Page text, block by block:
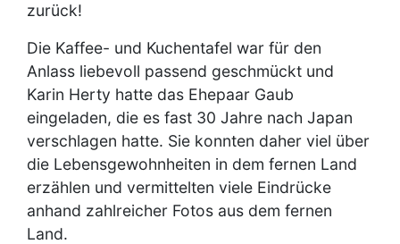
zurück!
Die Kaffee- und Kuchentafel war für den
Anlass liebevoll passend geschmückt und
Karin Herty hatte das Ehepaar Gaub
eingeladen, die es fast 30 Jahre nach Japan
verschlagen hatte. Sie konnten daher viel über
die Lebensgewohnheiten in dem fernen Land
erzählen und vermittelten viele Eindrücke
anhand zahlreicher Fotos aus dem fernen
Land.